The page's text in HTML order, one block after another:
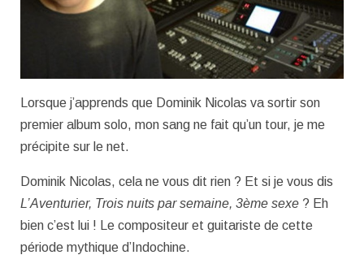
Lorsque j’apprends que Dominik Nicolas va sortir son
premier album solo, mon sang ne fait qu’un tour, je me
précipite sur le net.
Dominik Nicolas, cela ne vous dit rien ? Et si je vous dis
L’Aventurier, Trois nuits par semaine, 3ème sexe ? Eh
bien c’est lui ! Le compositeur et guitariste de cette
période mythique d’Indochine.